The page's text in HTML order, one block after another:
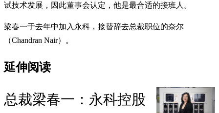
试技术发展，因此董事会认定，他是最合适的接班人。
梁春一于去年中加入永科，接替辞去总裁职位的奈尔
（Chandran Nair）。
延伸阅读
总裁梁春一：永科控股